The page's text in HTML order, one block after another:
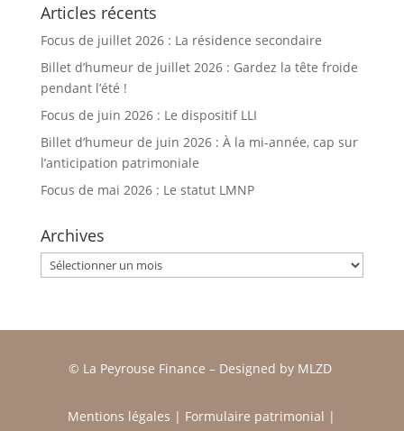
Articles récents
Focus de juillet 2026 : La résidence secondaire
Billet d’humeur de juillet 2026 : Gardez la tête froide
pendant l’été !
Focus de juin 2026 : Le dispositif LLI
Billet d’humeur de juin 2026 : À la mi-année, cap sur
l’anticipation patrimoniale
Focus de mai 2026 : Le statut LMNP
Archives
Archives
© La Peyrouse Finance –Designed by MLZD
Mentions légales | Formulaire patrimonial |